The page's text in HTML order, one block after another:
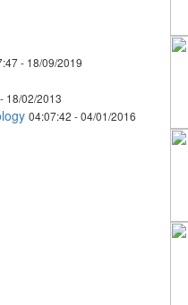
- 18/09/2019
18/02/2013
04:07:42 - 04/01/2016